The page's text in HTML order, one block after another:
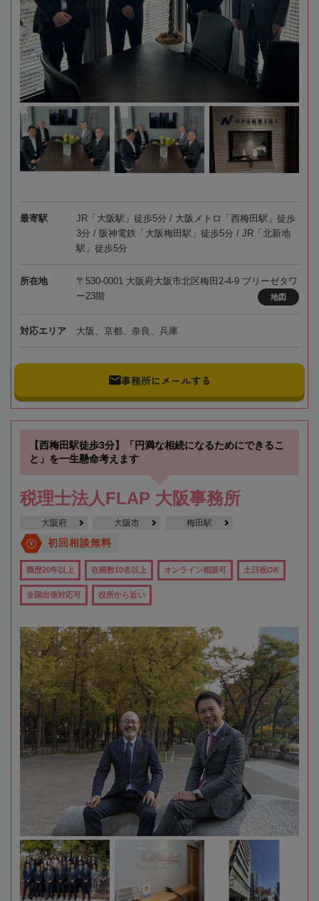
最寄駅
JR「大阪駅」徒歩5分 / 大阪メトロ「西梅田駅」徒歩
3分 / 阪神電鉄「大阪梅田駅」徒歩5分 / JR「北新地
駅」徒歩5分
所在地
〒530-0001 大阪府大阪市北区梅田2-4-9 ブリーゼタワ
ー23階
地図
対応エリア 大阪、京都、奈良、兵庫
事務所にメールする
【西梅田駅徒歩3分】「円満な相続になるためにできるこ
と」を一生懸命考えます
税理士法人FLAP 大阪事務所
大阪府 大阪市 梅田駅
初回相談無料
職歴20年以上 在籍数10名以上 オンライン相談可 土日祝OK
全国出張対応可 役所から近い